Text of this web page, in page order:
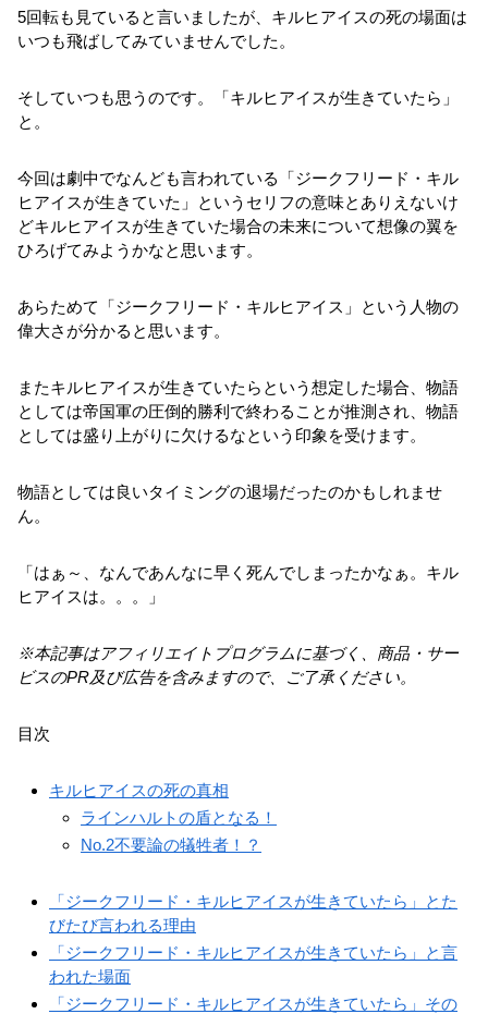
5回転も見ていると言いましたが、キルヒアイスの死の場面は
いつも飛ばしてみていませんでした。
そしていつも思うのです。「キルヒアイスが生きていたら」
と。
今回は劇中でなんども言われている「ジークフリード・キル
ヒアイスが生きていた」というセリフの意味とありえないけ
どキルヒアイスが生きていた場合の未来について想像の翼を
ひろげてみようかなと思います。
あらためて「ジークフリード・キルヒアイス」という人物の
偉大さが分かると思います。
またキルヒアイスが生きていたらという想定した場合、物語
としては帝国軍の圧倒的勝利で終わることが推測され、物語
としては盛り上がりに欠けるなという印象を受けます。
物語としては良いタイミングの退場だったのかもしれませ
ん。
「はぁ～、なんであんなに早く死んでしまったかなぁ。キル
ヒアイスは。。。」
※本記事はアフィリエイトプログラムに基づく、商品・サー
ビスのPR及び広告を含みますので、ご了承ください。
目次
キルヒアイスの死の真相
ラインハルトの盾となる！
No.2不要論の犠牲者！？
「ジークフリード・キルヒアイスが生きていたら」とた
びたび言われる理由
「ジークフリード・キルヒアイスが生きていたら」と言
われた場面
「ジークフリード・キルヒアイスが生きていたら」その